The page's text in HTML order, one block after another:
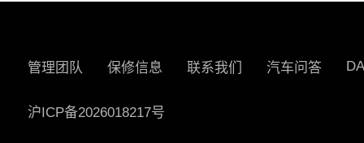
管理团队 保修信息 联系我们 汽车问答
沪ICP备2026018217号